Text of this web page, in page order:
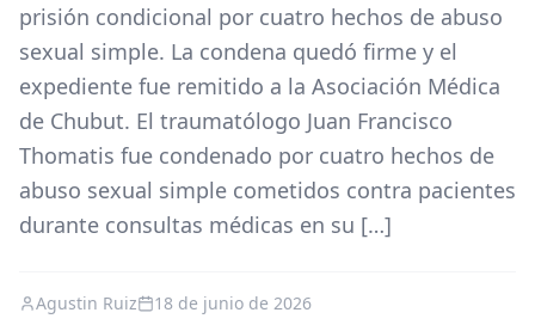
prisión condicional por cuatro hechos de abuso
sexual simple. La condena quedó firme y el
expediente fue remitido a la Asociación Médica
de Chubut. El traumatólogo Juan Francisco
Thomatis fue condenado por cuatro hechos de
abuso sexual simple cometidos contra pacientes
durante consultas médicas en su […]
Agustin Ruiz 18 de junio de 2026